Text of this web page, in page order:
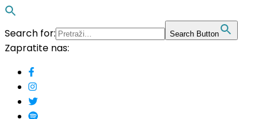
Search for: Search Button
Zapratite nas: